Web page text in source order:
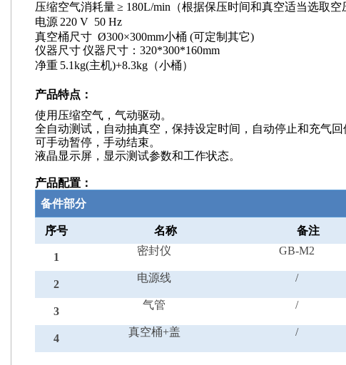
压缩空气消耗量≥ 180L/min （根据保压时间和真空适当选取空
电源 220 V 50 Hz
真空桶尺寸 Ø300×300mm小桶 (可定制其它)
仪器尺寸仪器尺寸： 320*300*160mm
净重 5.1kg(主机)+8.3kg （小桶）
产品特点 ：
使用压缩空气，气动驱动。
全自动测试，自动抽真空，保持设定时间，自动停止和充气回
可手动暂停，手动结束。
液晶显示屏，显示测试参数和工作状态。
产品配置：
备件部分
序号 名称 备注
1
密封仪 GB-M2
2
电源线 /
3
气管 /
4
真空桶+盖 /